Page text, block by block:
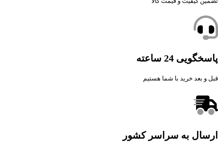
پاسخگویی 24 ساعته
قبل و بعد خرید با شما هستیم
ارسال به سراسر کشور